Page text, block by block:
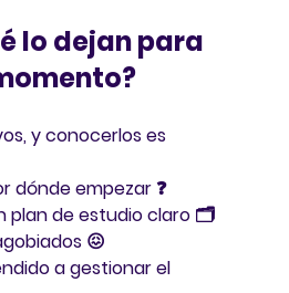
lo dejan para
y conocerlos es
dónde empezar ❓
plan de estudio claro 🗂️
😖
a gestionar el